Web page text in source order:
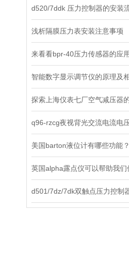
浅析隔膜压力表安装注意事项
美国barton液位计有哪些功能？